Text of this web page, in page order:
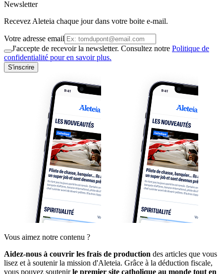
Newsletter
Recevez Aleteia chaque jour dans votre boite e-mail.
Votre adresse email
J'accepte de recevoir la newsletter. Consultez notre Politique de
confidentialité pour en savoir plus.
S'inscrire
Vous aimez notre contenu ?
Aidez-nous à couvrir les frais de production des articles que vous
lisez et à soutenir la mission d'Aleteia. Grâce à la déduction fiscale,
vous pouvez soutenirle premier site catholique au monde tout en